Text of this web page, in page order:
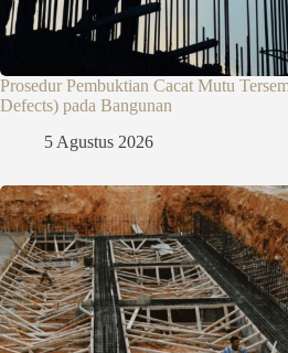
Prosedur Pembuktian Cacat Mutu
Defects) pada Bangunan
5 Agustus 2026